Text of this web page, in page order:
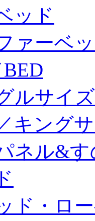
ッド
ァーベ
ルサイ
キング
ネル&
ド・ロ